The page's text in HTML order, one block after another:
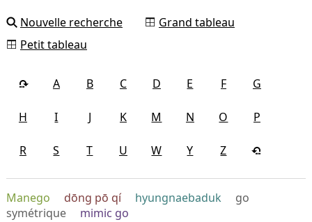
Nouvelle recherche
Grand tableau
Petit tableau
A B C D E F G
H I J K M N O P
R S T U W Y Z
Manego dōng pō qí hyungnaebaduk
go
symétrique
mimic go